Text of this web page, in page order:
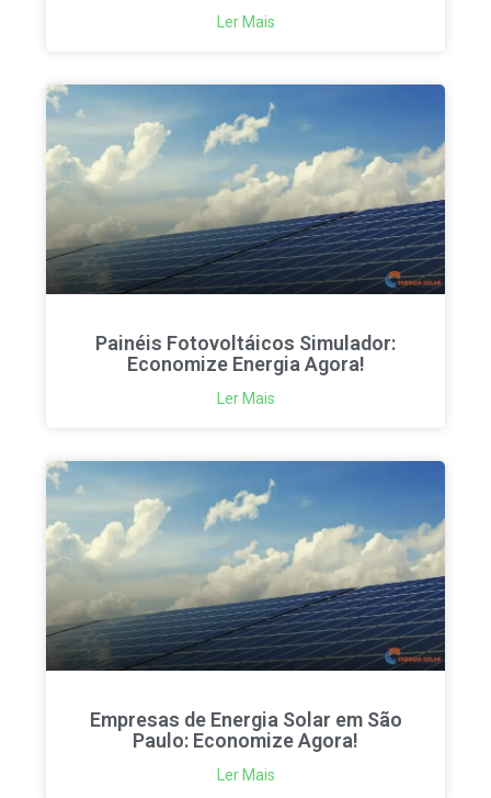
Ler Mais
Painéis Fotovoltáicos Simulador:
Economize Energia Agora!
Ler Mais
Empresas de Energia Solar em São
Paulo: Economize Agora!
Ler Mais